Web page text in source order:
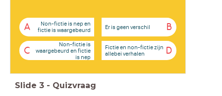
A
Non-fictie is nep en
fictie is waargebeurd
B
Er is geen verschil
C
Non-fictie is
waargebeurd en fictie
is nep
D
Fictie en non-fictie zijn
allebei verhalen
Slide 3 - Quizvraag